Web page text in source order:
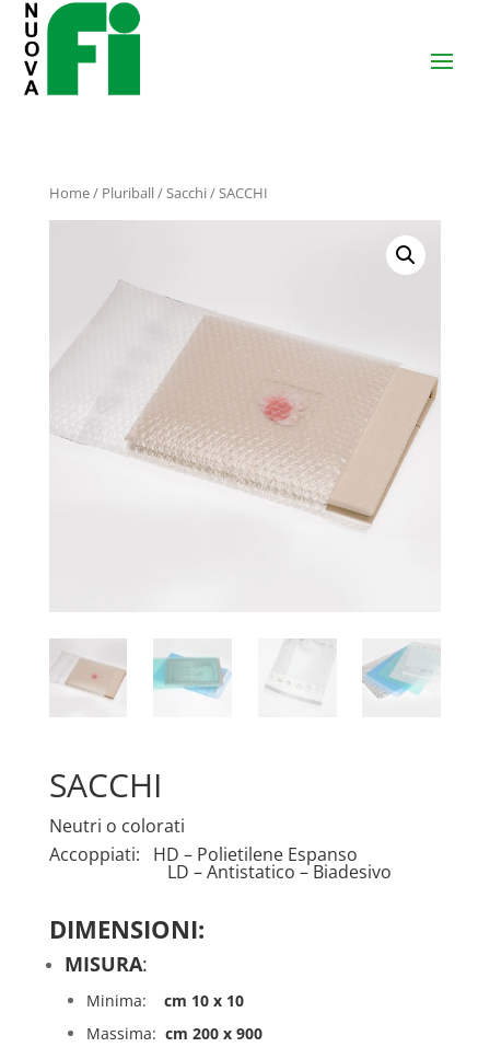
Home/ Pluriball/Sacchi/ SACCHI
SACCHI
Neutri o colorati
Accoppiati: HD – Polietilene Espanso
LD – Antistatico – Biadesivo
DIMENSIONI:
MISURA:
Minima: cm 10 x 10
Massima: cm 200 x 900